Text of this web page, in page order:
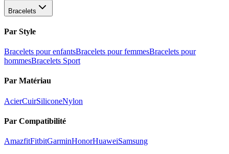
Bracelets
Par Style
Bracelets pour enfantsBracelets pour femmesBracelets pour
hommesBracelets Sport
Par Matériau
AcierCuirSiliconeNylon
Par Compatibilité
AmazfitFitbitGarminHonorHuaweiSamsung